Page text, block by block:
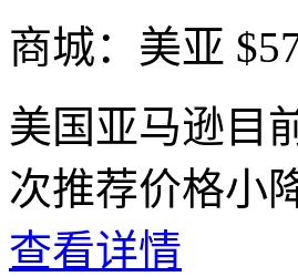
商城：美亚
美国亚马逊目
次推荐价格小
查看详情